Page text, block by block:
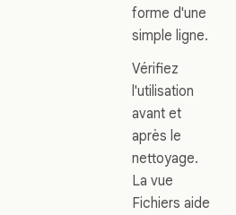
forme d'une
simple ligne.
Vérifiez
l'utilisation
avant et
après le
nettoyage.
La vue
Fichiers aide